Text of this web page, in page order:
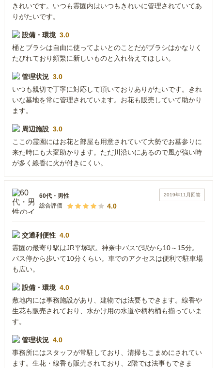
きれいです。いつも霊園内はいつもきれいに管理されていてあ
りがたいです。
設備・環境 3.0
桶とブラシは自由に使ってよいとのことだがブラシはかなりく
たびれており頻繁に新しいものと入れ替えてほしい。
管理状況 3.0
いつも親切で丁寧に対応して頂いておりありがたいです。きれ
いな墓地を常に管理されています。お花も販売していて助かり
ます。
周辺施設 3.0
ここの霊園にはお花と部屋も用意されていて大勢でお墓参りに
来た時にも大変助かります。ただ川沿いにあるので風が強い時
が多く線香に火が付きにくい。
2019年11月 回答
60代 ・ 男性
総合評価
4.0
交通利便性 4.0
霊園の最寄り駅はJR平塚駅。神奈中バスで駅から10～15分。
バス停から歩いて10分くらい。車でのアクセスは便利で駐車場
も広い。
設備・環境 4.0
敷地内には事務施設があり、建物では法要もできます。線香や
生花も販売されており、水かけ用の水道や柄杓桶も揃っていま
す。
管理状況 4.0
事務所にはスタッフが常駐しており、清掃もこまめにされてい
ます。生花・線香も販売されており、2階では法事もできま